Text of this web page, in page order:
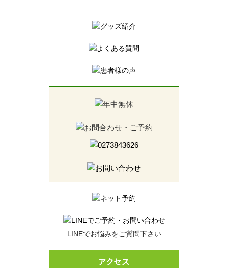
LINEでお悩みをご質問下さい
アクセス